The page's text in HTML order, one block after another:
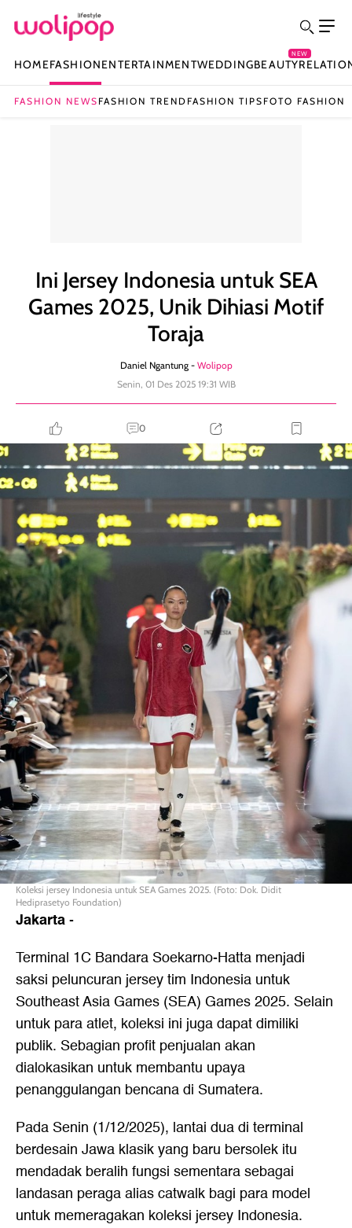
HOMEFASHIONENTERTAINMENTWEDDINGBEAUTY
NEW
FASHION NEWS FASHION TREND FASHION TIPS FOTO FASHION
Ini Jersey Indonesia untuk SEA
Games 2025, Unik Dihiasi Motif
Toraja
Daniel Ngantung - Wolipop
Senin, 01 Des 2025 19:31 WIB
0
Koleksi jersey Indonesia untuk SEA Games 2025. (Foto: Dok. Didit
Hediprasetyo Foundation)
Jakarta-
Terminal 1C Bandara Soekarno-Hatta menjadi
saksi peluncuran jersey tim Indonesia untuk
Southeast Asia Games (SEA) Games 2025. Selain
untuk para atlet, koleksi ini juga dapat dimiliki
publik. Sebagian profit penjualan akan
dialokasikan untuk membantu upaya
penanggulangan bencana di Sumatera.
Pada Senin (1/12/2025), lantai dua di terminal
berdesain Jawa klasik yang baru bersolek itu
mendadak beralih fungsi sementara sebagai
landasan peraga alias catwalk bagi para model
untuk memeragakan koleksi jersey Indonesia.